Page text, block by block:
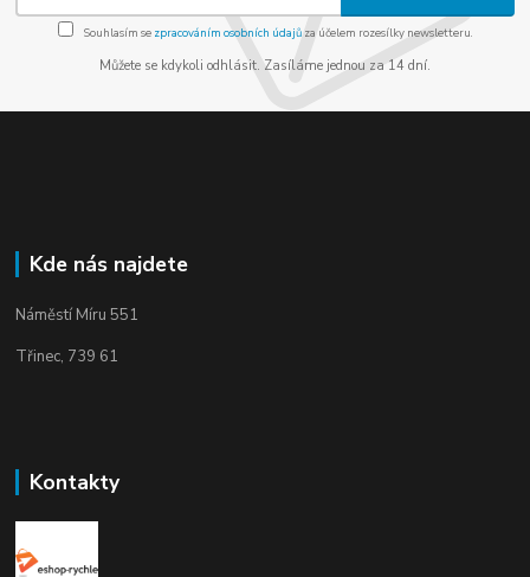
Souhlasím se zpracováním osobních údajůza účelem rozesílky newsletteru.
Můžete se kdykoli odhlásit. Zasíláme jednou za 14 dní.
Kde nás najdete
Náměstí Míru 551
Třinec, 739 61
Kontakty